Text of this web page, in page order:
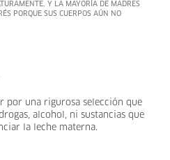
Y LA MAYORÍA DE MADRES
PORQUE SUS CUERPOS AÚN NO
por una rigurosa selección que
alcohol, ni sustancias que
la leche materna.